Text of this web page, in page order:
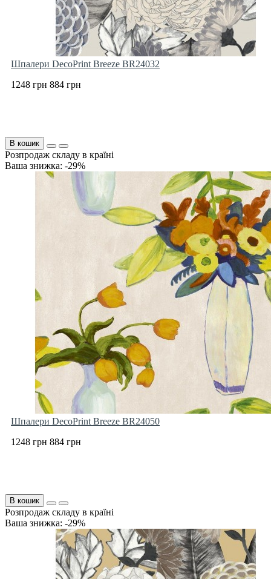
Шпалери DecoPrint Breeze BR24032
1248 грн 884 грн
В кошик
Розпродаж складу в країні
Ваша знижка: -29%
Шпалери DecoPrint Breeze BR24050
1248 грн 884 грн
В кошик
Розпродаж складу в країні
Ваша знижка: -29%